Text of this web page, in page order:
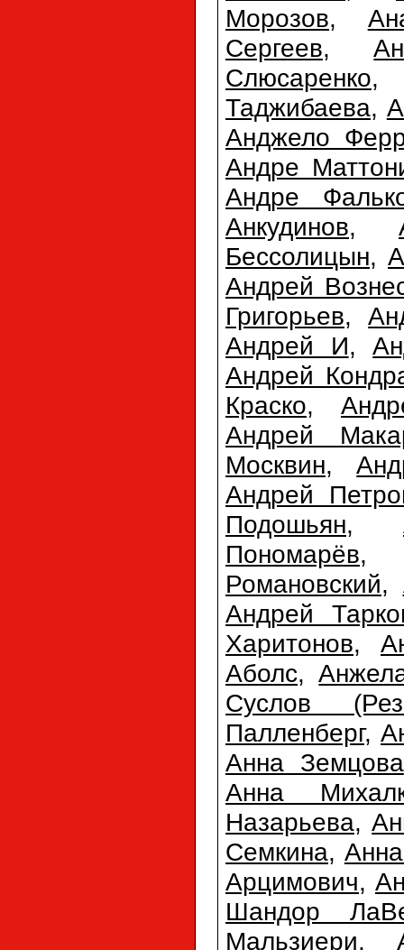
Морозов,
Сергеев,
Слюсаренко
Таджибаева,
Анджело
Андре
Андре
Анкудинов,
Бессолицын,
Андрей
Григорьев,
Андрей И,
Андрей
Краско,
Андрей
Москвин,
Андрей
Подошьян,
Пономарёв
Романовский,
Андрей
Харитонов,
Аболс,
Суслов
Палленберг,
Анна Земцова
Анна
Назарьева,
Семкина,
Арцимович,
Шандор
Мальзиери,